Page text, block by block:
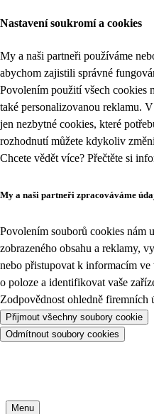
Nastavení soukromí a cookies
My a naši partneři používáme
abychom zajistili správné
Povolením použití všech cookies
také personalizovanou reklamu.
jen nezbytné cookies, které
rozhodnutí můžete kdykoliv
Chcete vědět více? Přečtěte si
My a naši partneři zpracováváme
Povolením souborů cookies nám
zobrazeného obsahu a reklamy,
nebo přistupovat k informacím ve
o poloze a identifikovat vaše
Zodpovědnost ohledně firemních
Přijmout všechny soubory cookie
Odmítnout soubory cookies
Menu